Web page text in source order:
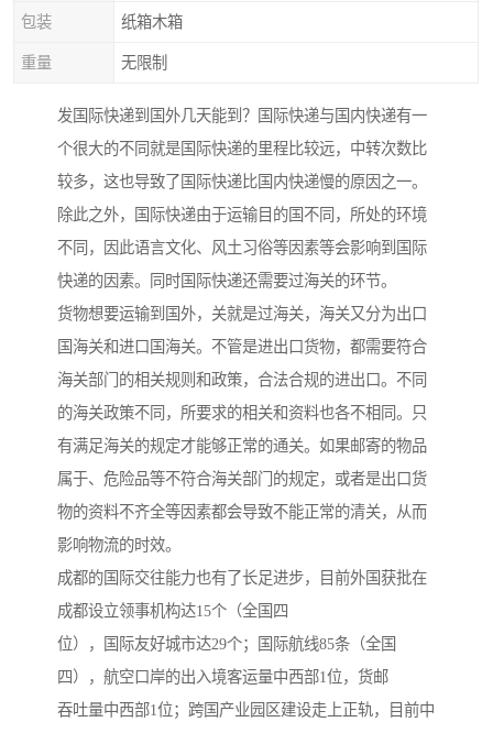
包装 纸箱木箱
重量 无限制
发国际快递到国外几天能到？国际快递与国内快递有一
个很大的不同就是国际快递的里程比较远，中转次数比
较多，这也导致了国际快递比国内快递慢的原因之一。
除此之外，国际快递由于运输目的国不同，所处的环境
不同，因此语言文化、风土习俗等因素等会影响到国际
快递的因素。同时国际快递还需要过海关的环节。
货物想要运输到国外，关就是过海关，海关又分为出口
国海关和进口国海关。不管是进出口货物，都需要符合
海关部门的相关规则和政策，合法合规的进出口。不同
的海关政策不同，所要求的相关和资料也各不相同。只
有满足海关的规定才能够正常的通关。如果邮寄的物品
属于、危险品等不符合海关部门的规定，或者是出口货
物的资料不齐全等因素都会导致不能正常的清关，从而
影响物流的时效。
成都的国际交往能力也有了长足进步，目前外国获批在
成都设立领事机构达15个（全国四
位），国际友好城市达29个；国际航线85条（全国
四），航空口岸的出入境客运量中西部1位，货邮
吞吐量中西部1位；跨国产业园区建设走上正轨，目前中